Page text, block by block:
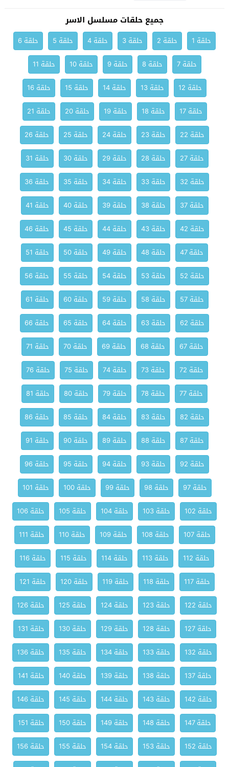
جميع حلقات مسلسل الاسر
حلقة 1 حلقة 2 حلقة 3 حلقة 4 حلقة 5
حلقة 6
حلقة 7
حلقة 8 حلقة 9 حلقة 10
حلقة 11
حلقة 12
حلقة 13 حلقة 14 حلقة 15
حلقة 16
حلقة 17
حلقة 18 حلقة 19 حلقة 20
حلقة 21
حلقة 22
حلقة 23 حلقة 24 حلقة 25
حلقة 26
حلقة 27
حلقة 28 حلقة 29 حلقة 30
حلقة 31
حلقة 32
حلقة 33 حلقة 34 حلقة 35
حلقة 36
حلقة 37
حلقة 38 حلقة 39 حلقة 40
حلقة 41
حلقة 42
حلقة 43 حلقة 44 حلقة 45
حلقة 46
حلقة 47
حلقة 48 حلقة 49 حلقة 50
حلقة 51
حلقة 52
حلقة 53 حلقة 54 حلقة 55
حلقة 56
حلقة 57
حلقة 58 حلقة 59 حلقة 60
حلقة 61
حلقة 62
حلقة 63 حلقة 64 حلقة 65
حلقة 66
حلقة 67
حلقة 68 حلقة 69 حلقة 70
حلقة 71
حلقة 72
حلقة 73 حلقة 74 حلقة 75
حلقة 76
حلقة 77
حلقة 78 حلقة 79 حلقة 80
حلقة 81
حلقة 82
حلقة 83 حلقة 84 حلقة 85
حلقة 86
حلقة 87
حلقة 88 حلقة 89 حلقة 90
حلقة 91
حلقة 92
حلقة 93 حلقة 94 حلقة 95
حلقة 96
حلقة 97
حلقة 98 حلقة 99 حلقة 100
حلقة 101
حلقة 102
حلقة 103 حلقة 104 حلقة 105
حلقة 106
حلقة 107
حلقة 108 حلقة 109 حلقة 110
حلقة 111
حلقة 112
حلقة 113 حلقة 114 حلقة 115
حلقة 116
حلقة 117
حلقة 118 حلقة 119 حلقة 120
حلقة 121
حلقة 122
حلقة 123 حلقة 124 حلقة 125
حلقة 126
حلقة 127
حلقة 128 حلقة 129 حلقة 130
حلقة 131
حلقة 132
حلقة 133 حلقة 134 حلقة 135
حلقة 136
حلقة 137
حلقة 138 حلقة 139 حلقة 140
حلقة 141
حلقة 142
حلقة 143 حلقة 144 حلقة 145
حلقة 146
حلقة 147
حلقة 148 حلقة 149 حلقة 150
حلقة 151
حلقة 152
حلقة 153 حلقة 154 حلقة 155
حلقة 156